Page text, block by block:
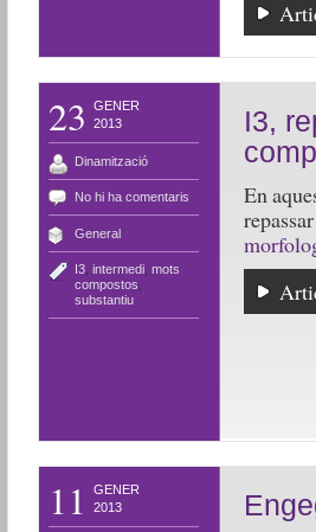
23
GENER
2013
Dinamització
No hi ha comentaris
General
I3, intermedi, mots
compostos
substantiu
I3,
En
11
GENER
2013